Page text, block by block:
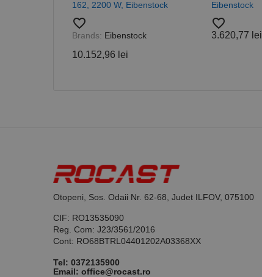
162, 2200 W, Eibenstock
favorite_border
Brands: Eibenstock
10.152,96 lei
Eibenstock
favorite_border
3.620,77 lei
Otopeni, Sos. Odaii Nr. 62-68, Judet ILFOV, 075100
CIF: RO13535090
Reg. Com: J23/3561/2016
Cont: RO68BTRL04401202A03368XX
Tel: 0372135900
Email: office@rocast.ro